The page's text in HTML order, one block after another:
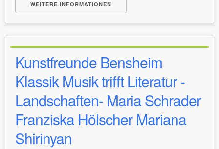
WEITERE INFORMATIONEN
Kunstfreunde Bensheim
Klassik Musik trifft Literatur -
Landschaften- Maria Schrader
Franziska Hölscher Mariana
Shirinyan